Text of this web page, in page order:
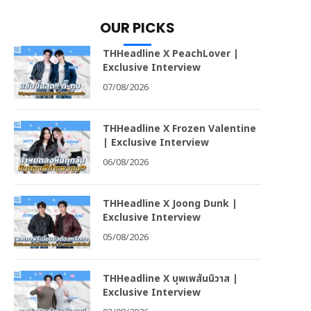
OUR PICKS
THHeadline X PeachLover |
Exclusive Interview
07/08/2026
THHeadline X Frozen Valentine
| Exclusive Interview
06/08/2026
THHeadline X Joong Dunk |
Exclusive Interview
05/08/2026
THHeadline X บุพเพสันนิวาส |
Exclusive Interview